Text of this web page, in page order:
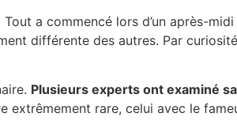
a commencé lors d’un après-
différente des autres. Par
Plusieurs experts ont examiné
extrêmement rare, celui avec le